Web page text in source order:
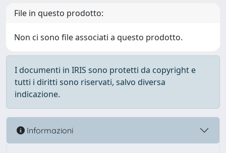
File in questo prodotto:
Non ci sono file associati a questo prodotto.
I documenti in IRIS sono protetti da copyright e
tutti i diritti sono riservati, salvo diversa
indicazione.
Informazioni